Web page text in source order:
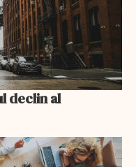
declin al